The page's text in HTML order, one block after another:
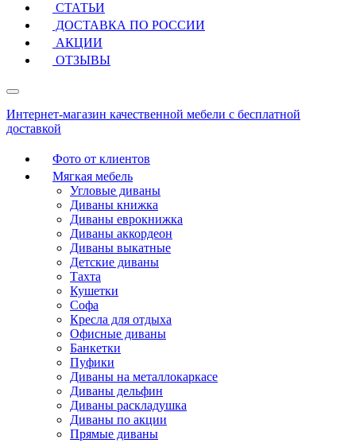
СТАТЬИ
ДОСТАВКА ПО РОССИИ
АКЦИИ
ОТЗЫВЫ
Интернет-магазин качественной мебели с бесплатной
доставкой
Фото от клиентов
Мягкая мебель
Угловые диваны
Диваны книжка
Диваны еврокнижка
Диваны аккордеон
Диваны выкатные
Детские диваны
Тахта
Кушетки
Софа
Кресла для отдыха
Офисные диваны
Банкетки
Пуфики
Диваны на металлокаркасе
Диваны дельфин
Диваны раскладушка
Диваны по акции
Прямые диваны